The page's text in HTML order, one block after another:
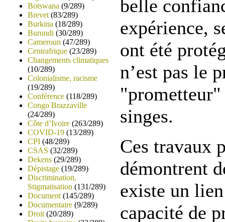
Botswana (9/289)
Brevet (83/289)
Burkina (18/289)
Burundi (30/289)
Cameroun (47/289)
Centrafrique (23/289)
Changements climatiques
(10/289)
Colonialisme, racisme
(19/289)
Conférence (118/289)
Congo Brazzaville
(24/289)
Côte d’Ivoire (263/289)
COVID-19 (13/289)
CPI (48/289)
CSAS (32/289)
Dekens (29/289)
Dépistage (19/289)
Discrimination,
Stigmatisation (131/289)
Document (145/289)
Documentaire (9/289)
Droit (20/289)
belle
expérience,
ont été
n’est pas le
"prometteur"
singes.
Ces travaux
démontrent
existe un
capacité de